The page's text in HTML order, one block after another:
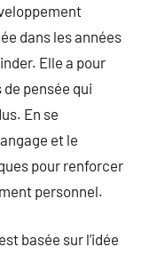
dans les années
Elle a pour
pensée qui
En se
et le
pour renforcer
personnel.
basée sur l’idée